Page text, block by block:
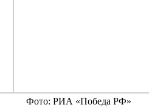
Фото: РИА «Победа РФ»